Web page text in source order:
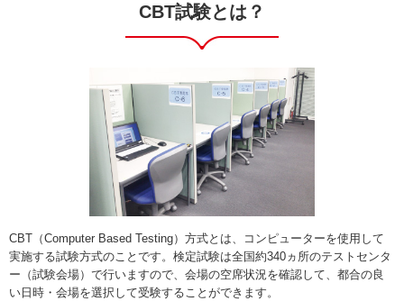
CBT試験とは？
CBT（Computer Based Testing）方式とは、コンピューターを使用して
実施する試験方式のことです。検定試験は全国約340ヵ所のテストセンタ
ー（試験会場）で行いますので、会場の空席状況を確認して、都合の良
い日時・会場を選択して受験することができます。